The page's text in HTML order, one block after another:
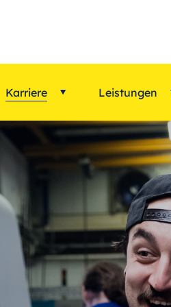
Karriere Leistungen